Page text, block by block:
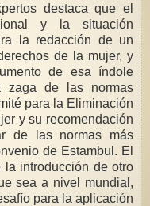
destaca que el
y la situación
la redacción de un
de la mujer, y
de esa índole
de las normas
para la Eliminación
y su recomendación
de las normas más
de Estambul. El
la introducción de otro
sea a nivel mundial,
para la aplicación